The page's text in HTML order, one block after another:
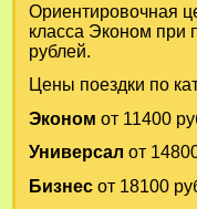
Ориентировочная
класса Эконом при
рублей.
Цены поездки по
Эконом от 11400
Универсал от
Бизнесот 18100